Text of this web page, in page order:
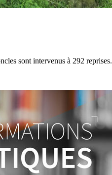
sont intervenus à 292 reprises.